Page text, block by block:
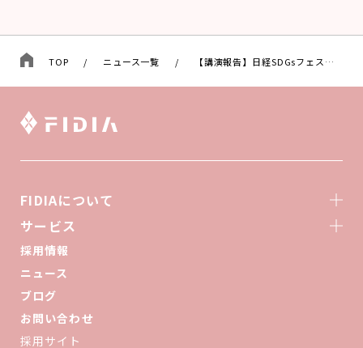
TOP / ニュース一覧 / 【講演報告】日経SDGsフェス大阪関西 – 2025年大阪・関西万博に向けて –
FIDIAについて
サービス
採用情報
ニュース
ブログ
お問い合わせ
採用サイト